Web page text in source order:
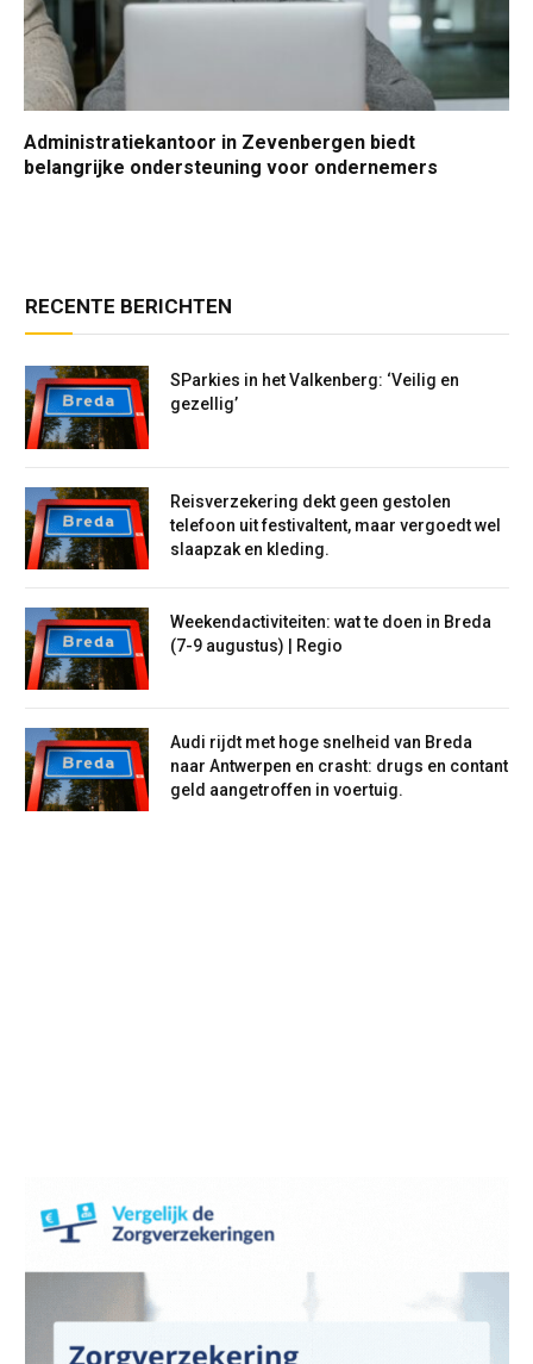
Administratiekantoor in Zevenbergen biedt
belangrijke ondersteuning voor ondernemers
RECENTE BERICHTEN
SParkies in het Valkenberg: ‘Veilig en
gezellig’
Reisverzekering dekt geen gestolen
telefoon uit festivaltent, maar vergoedt wel
slaapzak en kleding.
Weekendactiviteiten: wat te doen in Breda
(7-9 augustus) | Regio
Audi rijdt met hoge snelheid van Breda
naar Antwerpen en crasht: drugs en contant
geld aangetroffen in voertuig.